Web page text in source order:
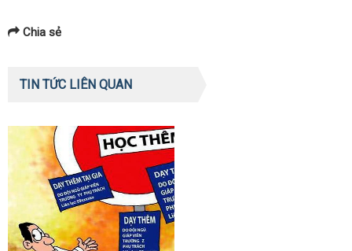
Chia sẻ
TIN TỨC LIÊN QUAN